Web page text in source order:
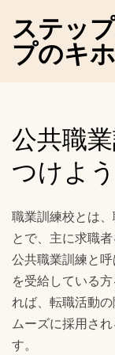
content
ステッ
プのキ
公共職
つけよう
職業訓練校とは
とで、主に求職
公共職業訓練と
を受給している
れば、転職活動
ムーズに採用さ
す。